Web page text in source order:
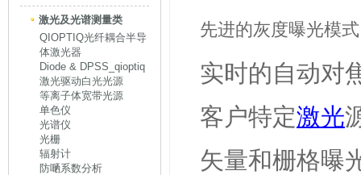
激光及光谱测量类
QIOPTIQ光纤耦合半导
体激光器
Diode & DPSS_qioptiq
激光驱动白光光源
等离子体宽带光源
单色仪
光谱仪
光栅
辐射计
防嗮系数分析
先进的灰度曝光模式
实时的自动对
客户特定激光
矢量和栅格曝